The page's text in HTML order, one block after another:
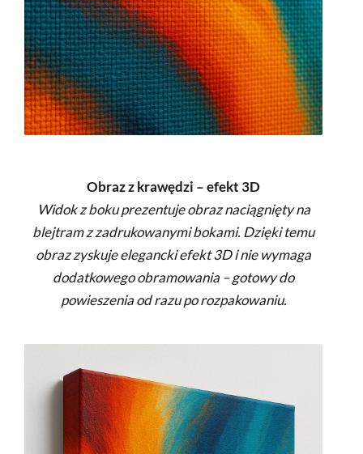
Obraz z krawędzi – efekt 3D
Widok z boku prezentuje obraz naciągnięty na
blejtram z zadrukowanymi bokami. Dzięki temu
obraz zyskuje elegancki efekt 3D i nie wymaga
dodatkowego obramowania – gotowy do
powieszenia od razu po rozpakowaniu.